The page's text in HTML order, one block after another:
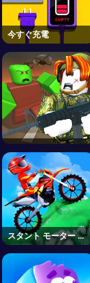
今すぐ充電
スタント モーター サ
イクル